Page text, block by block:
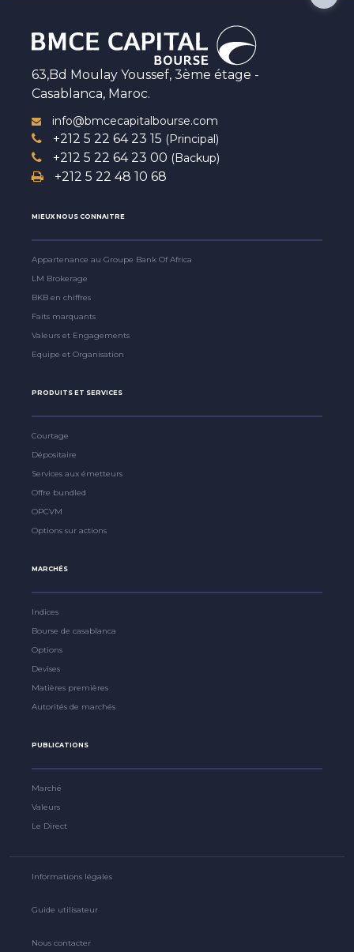
63,Bd Moulay Youssef, 3ème étage -
Casablanca, Maroc.
info@bmcecapitalbourse.com
+212 5 22 64 23 15 (Principal)
+212 5 22 64 23 00 (Backup)
+212 5 22 48 10 68
MIEUX NOUS CONNAITRE
Appartenance au Groupe Bank Of Africa
LM Brokerage
BKB en chiffres
Faits marquants
Valeurs et Engagements
Equipe et Organisation
PRODUITS ET SERVICES
Courtage
Dépositaire
Services aux émetteurs
Offre bundled
OPCVM
Options sur actions
MARCHÉS
Indices
Bourse de casablanca
Options
Devises
Matières premières
Autorités de marchés
PUBLICATIONS
Marché
Valeurs
Le Direct
Informations légales
Guide utilisateur
Nous contacter